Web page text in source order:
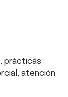
prácticas
atención